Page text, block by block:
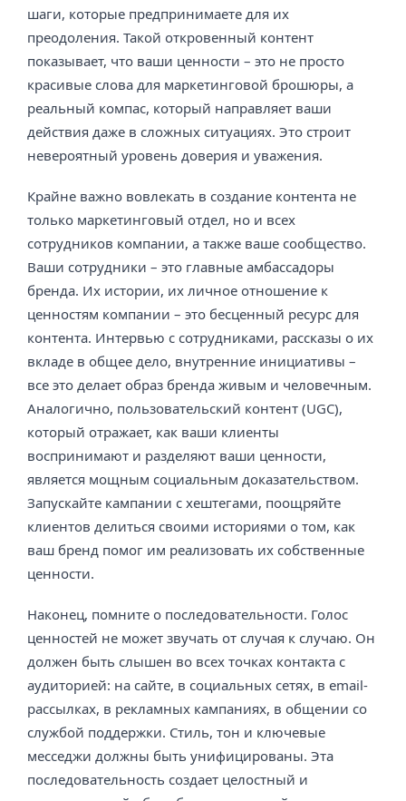
шаги, которые предпринимаете для их
преодоления. Такой откровенный контент
показывает, что ваши ценности – это не просто
красивые слова для маркетинговой брошюры, а
реальный компас, который направляет ваши
действия даже в сложных ситуациях. Это строит
невероятный уровень доверия и уважения.
Крайне важно вовлекать в создание контента не
только маркетинговый отдел, но и всех
сотрудников компании, а также ваше сообщество.
Ваши сотрудники – это главные амбассадоры
бренда. Их истории, их личное отношение к
ценностям компании – это бесценный ресурс для
контента. Интервью с сотрудниками, рассказы о их
вкладе в общее дело, внутренние инициативы –
все это делает образ бренда живым и человечным.
Аналогично, пользовательский контент (UGC),
который отражает, как ваши клиенты
воспринимают и разделяют ваши ценности,
является мощным социальным доказательством.
Запускайте кампании с хештегами, поощряйте
клиентов делиться своими историями о том, как
ваш бренд помог им реализовать их собственные
ценности.
Наконец, помните о последовательности. Голос
ценностей не может звучать от случая к случаю. Он
должен быть слышен во всех точках контакта с
аудиторией: на сайте, в социальных сетях, в email-
рассылках, в рекламных кампаниях, в общении со
службой поддержки. Стиль, тон и ключевые
месседжи должны быть унифицированы. Эта
последовательность создает целостный и